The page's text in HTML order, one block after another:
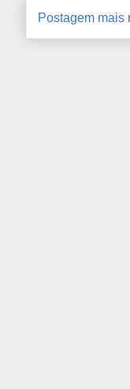
Postagem mais